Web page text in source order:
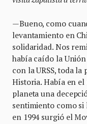
—Bueno, como
levantamiento en
solidaridad. Nos
había caído la
con la URSS, toda
Historia. Había en
planeta una
sentimiento como
en 1994 surgió el